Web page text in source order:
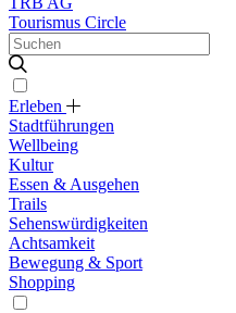
Tourismus Circle
Erleben
Stadtführungen
Wellbeing
Kultur
Essen & Ausgehen
Trails
Sehenswürdigkeiten
Achtsamkeit
Bewegung & Sport
Shopping